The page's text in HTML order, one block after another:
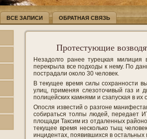
ВСЕ ЗАПИСИ ОБРАТНАЯ СВЯЗЬ
Протестующие
Незадолго ранее турецкая милиция
перекрыла все подходы к нему. По
пострадали около 30 человек.
В текущее время силы сохранности
улиц, применяя слезоточивый газ и
полицейских камнями и сзапуская в их
Опосля известий о разгоне
собираться толпы людей, передает
площади Таксим из отдаленных
текущее время несколько тыщ
инцидентах, появившихся в остальных